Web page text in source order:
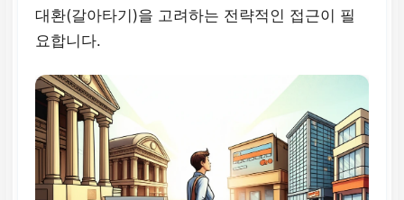
대환(갈아타기)을 고려하는 전략적인 접근이 필
요합니다.